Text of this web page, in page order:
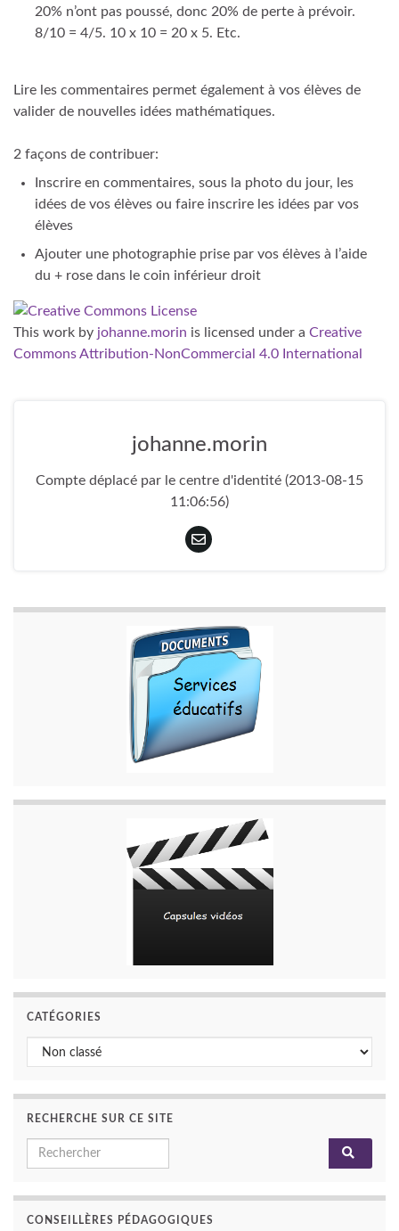
20% n’ont pas poussé, donc 20% de perte à prévoir.
8/10 = 4/5. 10 x 10 = 20 x 5. Etc.
Lire les commentaires permet également à vos élèves de
valider de nouvelles idées mathématiques.
2 façons de contribuer:
Inscrire en commentaires, sous la photo du jour, les
idées de vos élèves ou faire inscrire les idées par vos
élèves
Ajouter une photographie prise par vos élèves à l’aide
du + rose dans le coin inférieur droit
This work by johanne.morin is licensed under a Creative
Commons Attribution-NonCommercial 4.0 International
johanne.morin
Compte déplacé par le centre d'identité (2013-08-15
11:06:56)
CATÉGORIES
Catégories
RECHERCHE SUR CE SITE
Search for:
CONSEILLÈRES PÉDAGOGIQUES